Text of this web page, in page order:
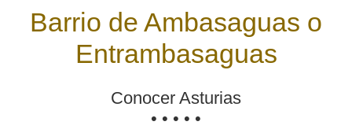
Barrio de Ambasaguas o
Entrambasaguas
Conocer Asturias
• • • • •